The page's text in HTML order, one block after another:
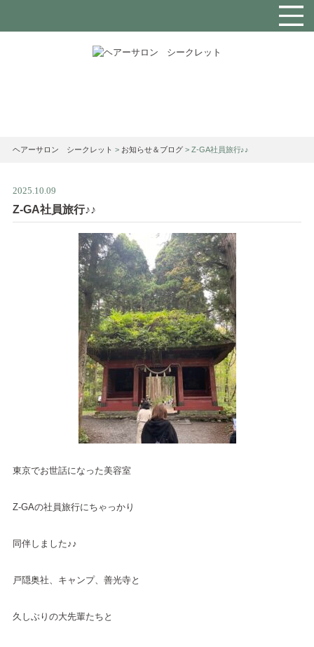
ヘアーサロン シークレット > お知らせ＆ブログ> Z-GA社員旅行♪♪
2025.10.09
Z-GA社員旅行♪♪
東京でお世話になった美容室
Z-GAの社員旅行にちゃっかり
同伴しました♪♪
戸隠奥社、キャンプ、善光寺と
久しぶりの大先輩たちと